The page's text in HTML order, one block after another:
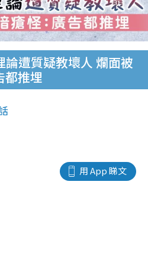
遭質疑教壞人 爛面被
都推埋
用 App 睇文